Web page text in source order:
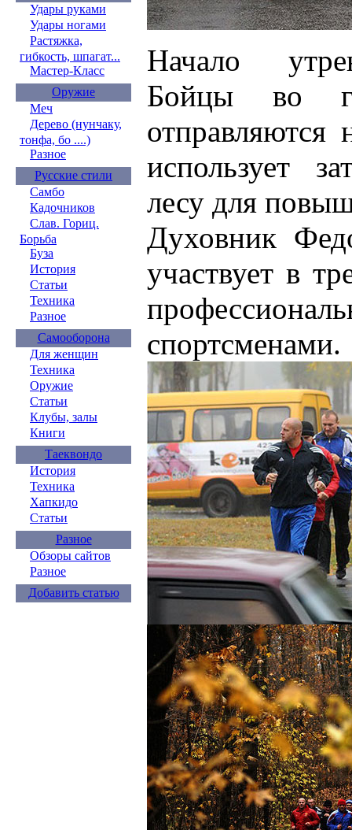
Удары руками
Удары ногами
Растяжка,
гибкость, шпагат...
Мастер-Класс
Оружие
Меч
Дерево (нунчаку,
тонфа, бо ....)
Разное
Русские стили
Самбо
Кадочников
Слав. Гориц.
Борьба
Буза
История
Статьи
Техника
Разное
Самооборона
Для женщин
Техника
Оружие
Статьи
Клубы, залы
Книги
Таеквондо
История
Техника
Хапкидо
Статьи
Разное
Обзоры сайтов
Разное
Добавить статью
Начало
Бойцы во
использует
лесу для
Духовник
участвует в
спортсменами.